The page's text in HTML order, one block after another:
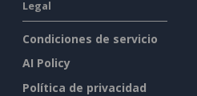
Legal
Condiciones de servicio
AI Policy
Política de privacidad